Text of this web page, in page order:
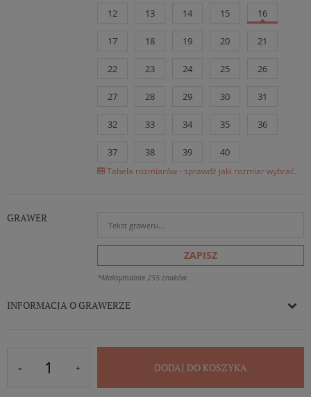
12 13 14 15 16
17 18 19 20 21
22 23 24 25 26
27 28 29 30 31
32 33 34 35 36
37 38 39 40
Tabela rozmiarów - sprawdź jaki rozmiar wybrać.
GRAWER
ZAPISZ
*Maksymalnie 255 znaków.
INFORMACJA O GRAWERZE
DODAJ DO KOSZYKA